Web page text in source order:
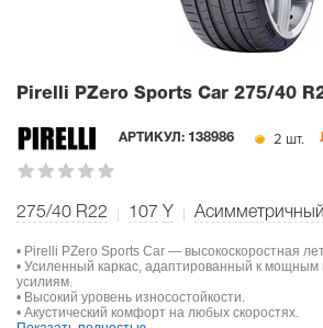
Pirelli PZero Sports Car 275/40
АРТИКУЛ: 138986 2 шт.
275/40 R22 107 Y Асимметричный
• Pirelli PZero Sports Car — высокоскоростная
• Усиленный каркас, адаптированный к
усилиям.
• Высокий уровень износостойкости.
• Акустический комфорт на любых скоростях.